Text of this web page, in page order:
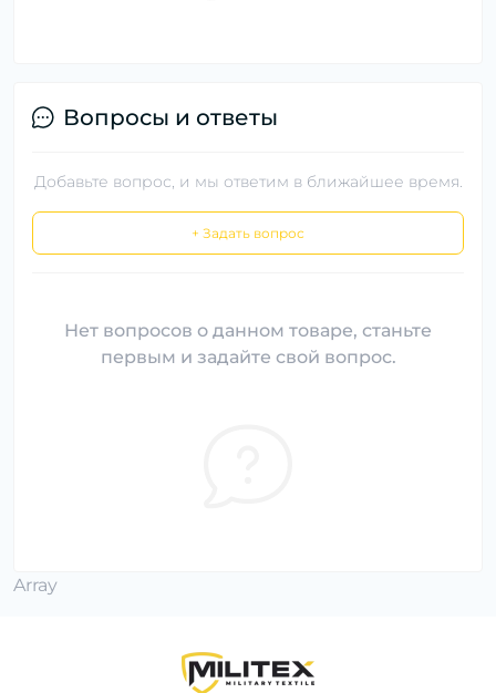
Вопросы и ответы
Добавьте вопрос, и мы ответим в ближайшее время.
+ Задать вопрос
Нет вопросов о данном товаре, станьте
первым и задайте свой вопрос.
Array